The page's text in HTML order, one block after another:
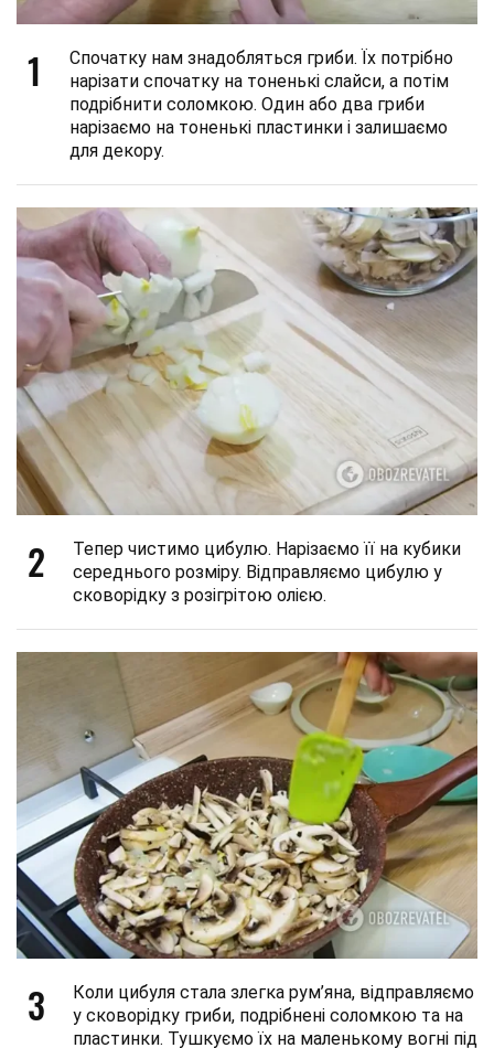
1
Спочатку нам знадобляться гриби. Їх потрібно
нарізати спочатку на тоненькі слайси, а потім
подрібнити соломкою. Один або два гриби
нарізаємо на тоненькі пластинки і залишаємо
для декору.
2
Тепер чистимо цибулю. Нарізаємо її на кубики
середнього розміру. Відправляємо цибулю у
сковорідку з розігрітою олією.
3
Коли цибуля стала злегка рум’яна, відправляємо
у сковорідку гриби, подрібнені соломкою та на
пластинки. Тушкуємо їх на маленькому вогні під